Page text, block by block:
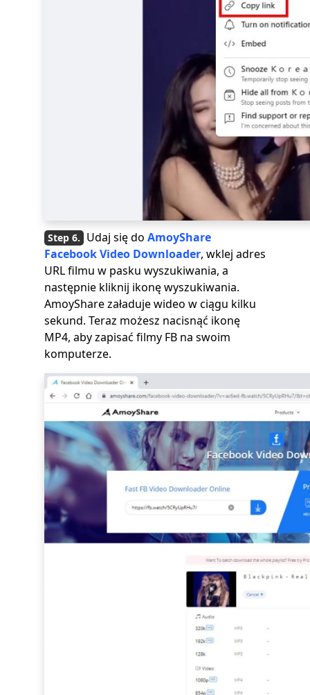
Udaj się do AmoyShare
Facebook Video Downloader, wklej adres
URL filmu w pasku wyszukiwania, a
następnie kliknij ikonę wyszukiwania.
AmoyShare załaduje wideo w ciągu kilku
sekund. Teraz możesz nacisnąć ikonę
MP4, aby zapisać filmy FB na swoim
komputerze.